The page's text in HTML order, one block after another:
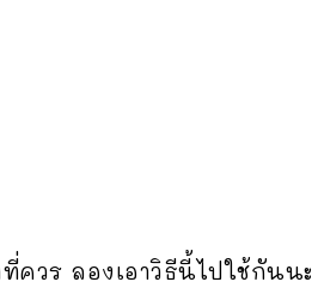
ควร ลองเอาวิธีนี้ไปใช้กันนะ